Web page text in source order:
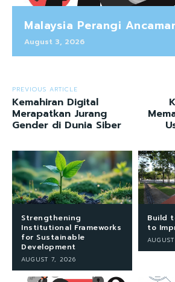
Malaysia Perangi
August 3, 2026
PREVIOUS ARTICLE
Kemahiran Digital
Merapatkan Jurang
Gender di Dunia Siber
Strengthening
Institutional Frameworks
for Sustainable
Development
AUGUST 7, 2026
Build
to